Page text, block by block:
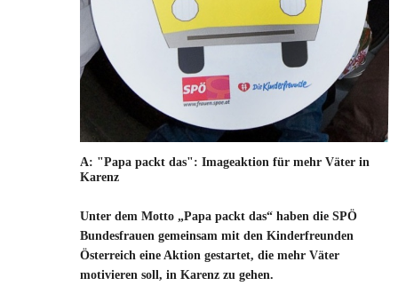
A: "Papa packt das": Imageaktion für mehr Väter in
Karenz
Unter dem Motto „Papa packt das“ haben die SPÖ
Bundesfrauen gemeinsam mit den Kinderfreunden
Österreich eine Aktion gestartet, die mehr Väter
motivieren soll, in Karenz zu gehen.